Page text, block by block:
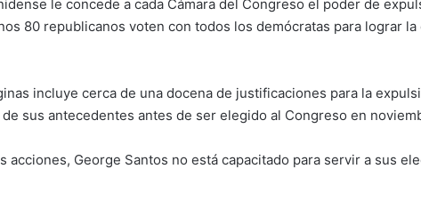
le concede a cada Cámara del Congreso el poder de
80 republicanos voten con todos los demócratas para lograr
incluye cerca de una docena de justificaciones para la
sus antecedentes antes de ser elegido al Congreso en
acciones, George Santos no está capacitado para servir a sus